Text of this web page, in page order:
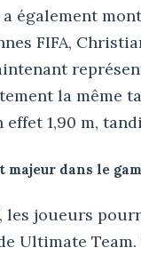
également
FIFA,
la même
1,90 m,
dans le
les joueurs
Ultimate